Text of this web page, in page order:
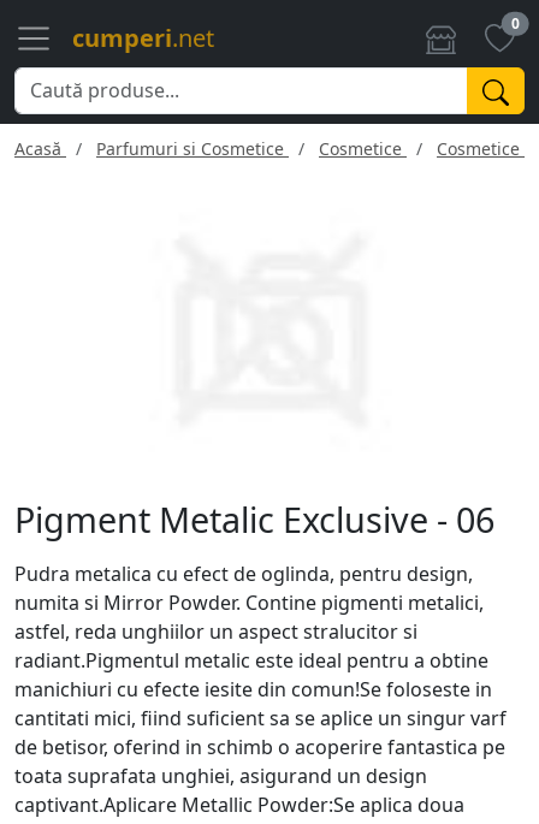
cumperi.net 0
Acasă Parfumuri si Cosmetice Cosmetice Cosmetice
Pigment Metalic Exclusive - 06
Pudra metalica cu efect de oglinda, pentru design,
numita si Mirror Powder. Contine pigmenti metalici,
astfel, reda unghiilor un aspect stralucitor si
radiant.Pigmentul metalic este ideal pentru a obtine
manichiuri cu efecte iesite din comun!Se foloseste in
cantitati mici, fiind suficient sa se aplice un singur varf
de betisor, oferind in schimb o acoperire fantastica pe
toata suprafata unghiei, asigurand un design
captivant.Aplicare Metallic Powder:Se aplica doua